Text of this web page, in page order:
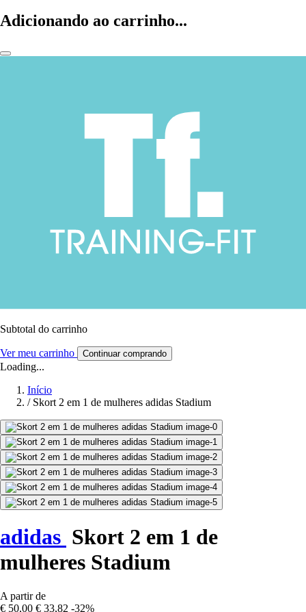
Adicionando ao carrinho...
Subtotal do carrinho
Ver meu carrinho Continuar comprando
Loading...
Início
/ Skort 2 em 1 de mulheres adidas Stadium
adidas Skort 2 em 1 de
mulheres Stadium
A partir de
€ 50,00 € 33,82 -32%